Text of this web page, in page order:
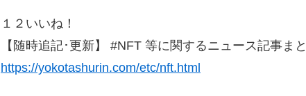
１２いいね！
【随時追記･更新】 #NFT 等に関するニュース記事ま
https://yokotashurin.com/etc/nft.html